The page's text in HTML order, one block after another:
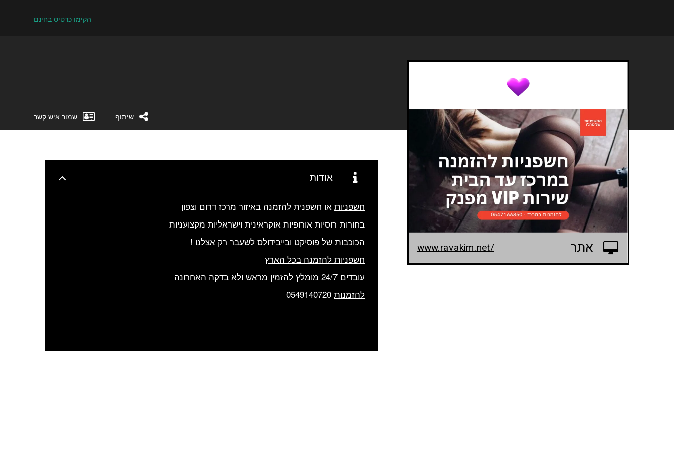
הקימו כרטיס בחינם
שמור איש קשר שיתוף
אתר www.ravakim.net/
אודות
חשפניותאו חשפנית להזמנה באיזור מרכז דרום וצפון
בחורות רוסיות אורופיות אוקראינית וישראליות מקצועניות
הכוכבות של פוסיקט ובייבידולס לשעבר רק אצלנו !
חשפניות להזמנה בכל הארץ
עובדים 24/7 מומלץ להזמין מראש ולא בדקה האחרונה
להזמנות0549140720